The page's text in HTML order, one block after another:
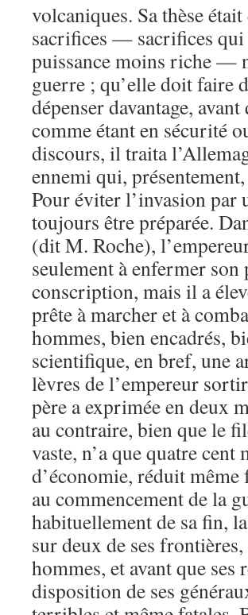
volcaniques. Sa thèse
sacrifices — sacrifices qui
puissance moins riche —
guerre ; qu’elle doit faire
dépenser davantage,
comme étant en sécurité
discours, il traita
ennemi qui,
Pour éviter l’invasion par
toujours être préparée.
(dit M. Roche),
seulement à enfermer
conscription, mais il a
prête à marcher et à
hommes, bien encadrés,
scientifique, en bref, une
lèvres de l’empereur
père a exprimée en deux
au contraire, bien que le
vaste, n’a que quatre
d’économie, réduit
au commencement de la
habituellement de sa fin,
sur deux de ses
hommes, et avant que ses
disposition de ses